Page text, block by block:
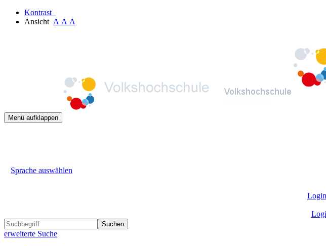
Kontrast
Ansicht A A A
Menü aufklappen
Sprache auswählen
Suchen
erweiterte Suche